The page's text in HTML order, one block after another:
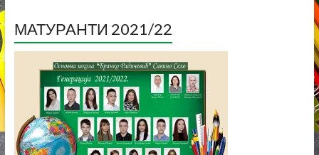
МАТУРАНТИ 2021/22